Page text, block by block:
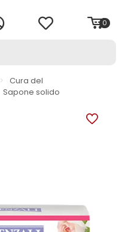
0
>
Cura del
Sapone solido